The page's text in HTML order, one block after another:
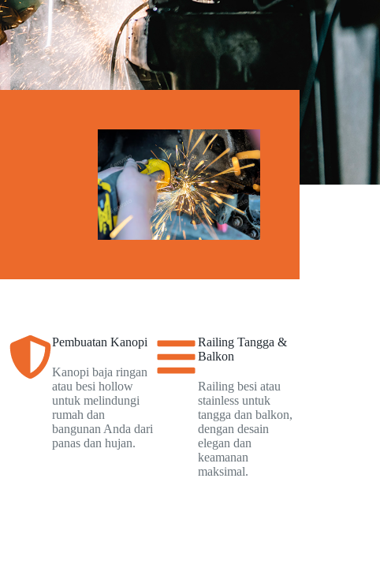
Pembuatan Kanopi
Kanopi baja ringan
atau besi hollow
untuk melindungi
rumah dan
bangunan Anda dari
panas dan hujan.
Railing Tangga &
Balkon
Railing besi atau
stainless untuk
tangga dan balkon,
dengan desain
elegan dan
keamanan
maksimal.